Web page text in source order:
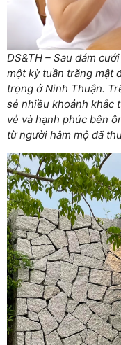
DS&TH – Sau đám
một kỳ tuần trăng mật
trọng ở Ninh Thuận.
sẻ nhiều khoảnh khắc
vẻ và hạnh phúc bên
từ người hâm mộ đã